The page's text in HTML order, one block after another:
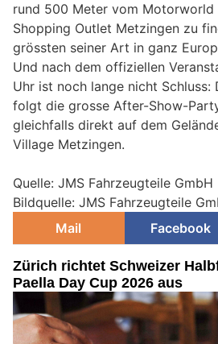
rund 500 Meter vom Motorworld
Shopping Outlet Metzingen zu
grössten seiner Art in ganz
Und nach dem offiziellen
Uhr ist noch lange nicht Schluss:
folgt die grosse After-Show-
gleichfalls direkt auf dem
Village Metzingen.
Quelle: JMS Fahrzeugteile GmbH
Bildquelle: JMS Fahrzeugteile
Mail
Facebook
Zürich richtet Schweizer
Paella Day Cup 2026 aus